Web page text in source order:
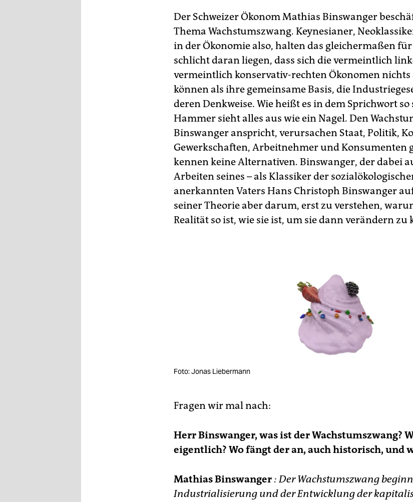
Der Schweizer Ökonom Mathias Binswanger
Thema Wachstumszwang. Keynesianer,
in der Ökonomie also, halten das gleichermaßen
schlicht daran liegen, dass sich die vermeintlich
vermeintlich konservativ-rechten Ökonomen nichts
können als ihre gemeinsame Basis, die
deren Denkweise. Wie heißt es in dem Sprichwort
Hammer sieht alles aus wie ein Nagel. Den
Binswanger anspricht, verursachen Staat, Politik,
Gewerkschaften, Arbeitnehmer und Konsumenten
kennen keine Alternativen. Binswanger, der dabei
Arbeiten seines – als Klassiker der
anerkannten Vaters Hans Christoph Binswanger
seiner Theorie aber darum, erst zu verstehen,
Realität so ist, wie sie ist, um sie dann verändern zu
Foto: Jonas Liebermann
Fragen wir mal nach:
Herr Binswanger, was ist der Wachstumszwang?
eigentlich? Wo fängt der an, auch historisch, und
Mathias Binswanger : Der Wachstumszwang
Industrialisierung und der Entwicklung der